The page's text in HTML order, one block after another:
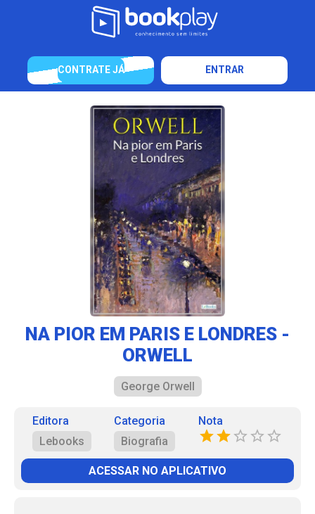
CONTRATE JÁ ENTRAR
NA PIOR EM PARIS E LONDRES -
ORWELL
George Orwell
Editora
Lebooks
Categoria
Biografia
Nota
ACESSAR NO APLICATIVO